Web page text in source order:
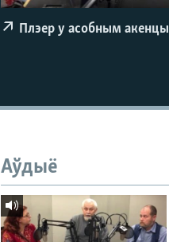
Плэер у асобным акенцы
Аўдыё